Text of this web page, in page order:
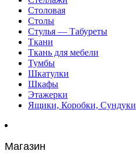
Столовая
Столы
Стулья — Табуреты
Ткани
Ткань для мебели
Тумбы
Шкатулки
Шкафы
Этажерки
Ящики, Коробки, Сундуки
Магазин